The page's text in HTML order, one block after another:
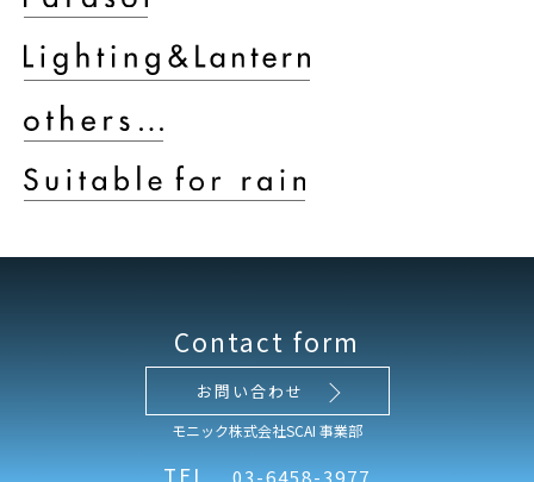
Contact form
お問い合わせ
モニック株式会社SCAI 事業部
TEL